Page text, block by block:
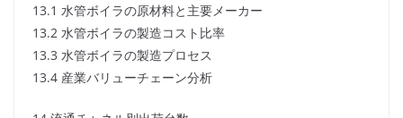
13.1 水管ボイラの原材料と主要メーカー
13.2 水管ボイラの製造コスト比率
13.3 水管ボイラの製造プロセス
13.4 産業バリューチェーン分析